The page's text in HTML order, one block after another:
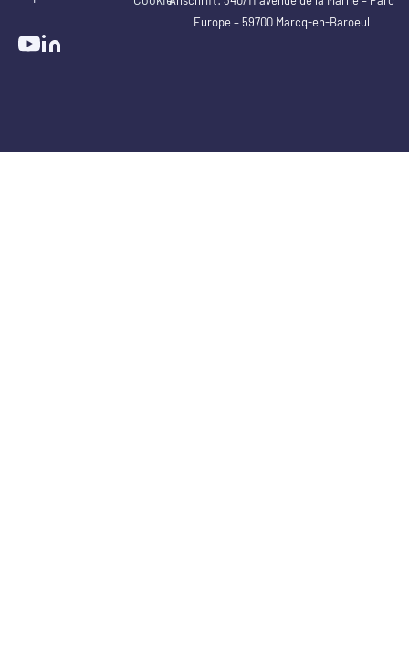
Europe – 59700 Marcq-en-Baroeul